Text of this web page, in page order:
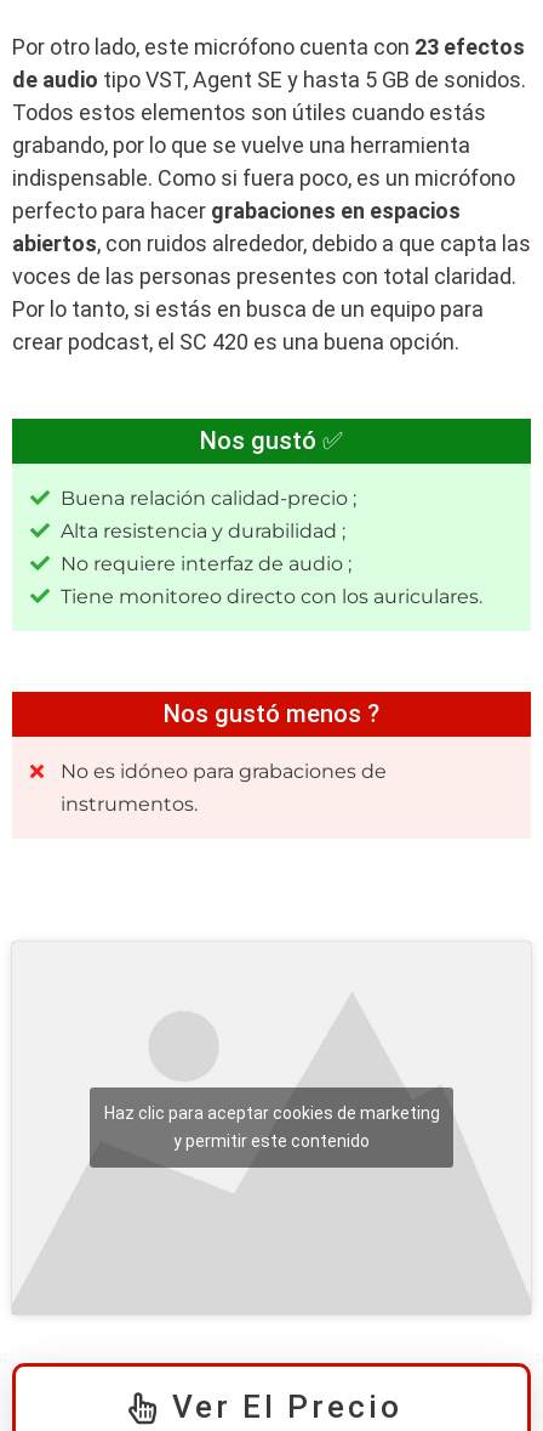
Por otro lado, este micrófono cuenta con 23 efectos
de audio tipo VST, Agent SE y hasta 5 GB de sonidos.
Todos estos elementos son útiles cuando estás
grabando, por lo que se vuelve una herramienta
indispensable. Como si fuera poco, es un micrófono
perfecto para hacer grabaciones en espacios
abiertos, con ruidos alrededor, debido a que capta las
voces de las personas presentes con total claridad.
Por lo tanto, si estás en busca de un equipo para
crear podcast, el SC 420 es una buena opción.
Nos gustó ✅
Buena relación calidad-precio ;
Alta resistencia y durabilidad ;
No requiere interfaz de audio ;
Tiene monitoreo directo con los auriculares.
Nos gustó menos ?
No es idóneo para grabaciones de
instrumentos.
Haz clic para aceptar cookies de marketing
y permitir este contenido
Ver El Precio